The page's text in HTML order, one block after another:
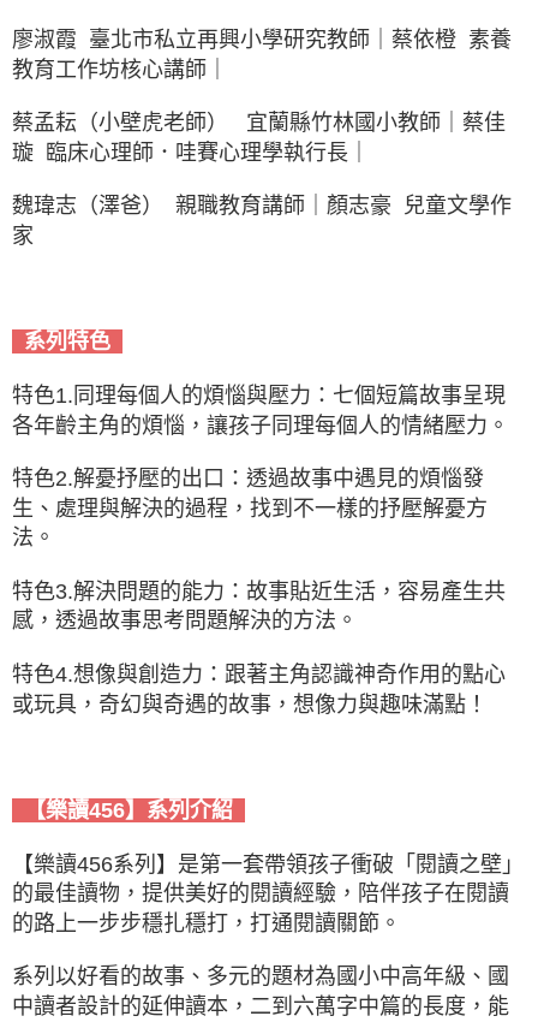
廖淑霞 臺北市私立再興小學研究教師｜蔡依橙 素養
教育工作坊核心講師｜
蔡孟耘（小壁虎老師） 宜蘭縣竹林國小教師｜蔡佳
璇 臨床心理師．哇賽心理學執行長｜
魏瑋志（澤爸） 親職教育講師｜顏志豪 兒童文學作
家
系列特色
特色1.同理每個人的煩惱與壓力：七個短篇故事呈現
各年齡主角的煩惱，讓孩子同理每個人的情緒壓力。
特色2.解憂抒壓的出口：透過故事中遇見的煩惱發
生、處理與解決的過程，找到不一樣的抒壓解憂方
法。
特色3.解決問題的能力：故事貼近生活，容易產生共
感，透過故事思考問題解決的方法。
特色4.想像與創造力：跟著主角認識神奇作用的點心
或玩具，奇幻與奇遇的故事，想像力與趣味滿點！
【樂讀456】系列介紹
【樂讀456系列】是第一套帶領孩子衝破「閱讀之壁」
的最佳讀物，提供美好的閱讀經驗，陪伴孩子在閱讀
的路上一步步穩扎穩打，打通閱讀關節。
系列以好看的故事、多元的題材為國小中高年級、國
中讀者設計的延伸讀本，二到六萬字中篇的長度，能